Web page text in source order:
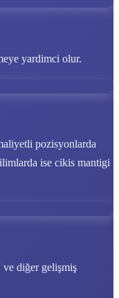
yardimci olur.
pozisyonlarda
ise cikis mantigi
ve diğer gelişmiş